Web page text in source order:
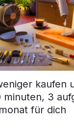
kaufen
minuten, 3
für dich